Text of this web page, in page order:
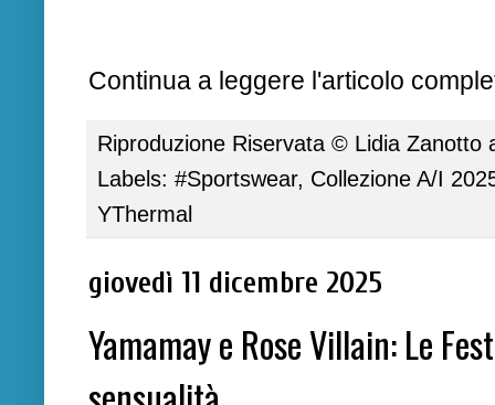
Continua a leggere l'articolo
Riproduzione Riservata © Lidia Zanotto
Labels: #Sportswear, Collezione A/I
YThermal
giovedì 11 dicembre 2025
Yamamay e Rose Villain: Le